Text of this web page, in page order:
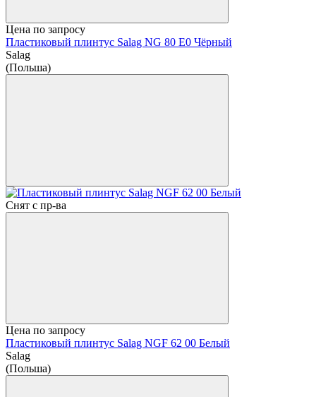
Цена по запросу
Пластиковый плинтус Salag NG 80 E0 Чёрный
Salag
(Польша)
Снят с пр-ва
Цена по запросу
Пластиковый плинтус Salag NGF 62 00 Белый
Salag
(Польша)